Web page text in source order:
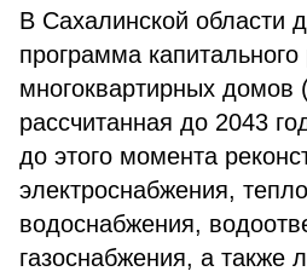
В Сахалинской области
программа
многоквартирных
рассчитанная до 2043
до этого момента
электроснабжения,
водоснабжения,
газоснабжения, а также